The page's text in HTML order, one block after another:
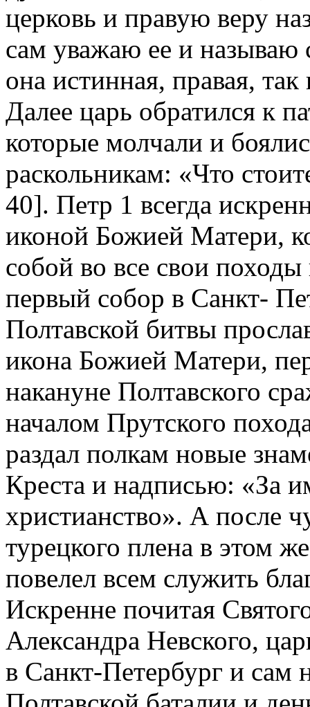
церковь и правую веру
сам уважаю ее и
она истинная, правая,
Далее царь обратился к
которые молчали и
раскольникам: «Что
40]. Петр 1 всегда
иконой Божией Матери,
собой во все свои
первый собор в Санкт-
Полтавской битвы
икона Божией Матери,
накануне Полтавского
началом Прутского
раздал полкам новые
Креста и надписью: «За
христианство». А после
турецкого плена в этом
повелел всем служить
Искренне почитая
Александра Невского,
в Санкт-Петербург и